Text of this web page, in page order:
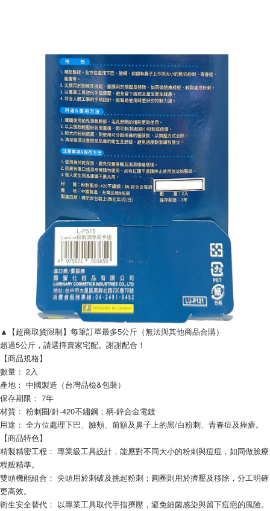
▲【超商取貨限制】每筆訂單最多5公斤（無法與其他商品合購）
超過5公斤，請選擇賣家宅配。謝謝配合！
【商品規格】
數量： 2入
產地： 中國製造（台灣品檢&包裝）
保存期限： 7年
材質： 粉刺圈/針-420不鏽鋼；柄-鋅合金電鍍
用途： 全方位處理下巴、臉頰、前額及鼻子上的黑/白粉刺、青春痘及痤瘡。
【商品特色】
精製精密工程： 專業級工具設計，能應對不同大小的粉刺與痘痘，如同做臉療
程般精準。
雙頭機能組合： 尖頭用於刺破及挑起粉刺；圓圈則用於擠壓及移除，分工明確
更高效。
衛生安全替代： 以專業工具取代手指擠壓，避免細菌感染與留下痘疤的風險。